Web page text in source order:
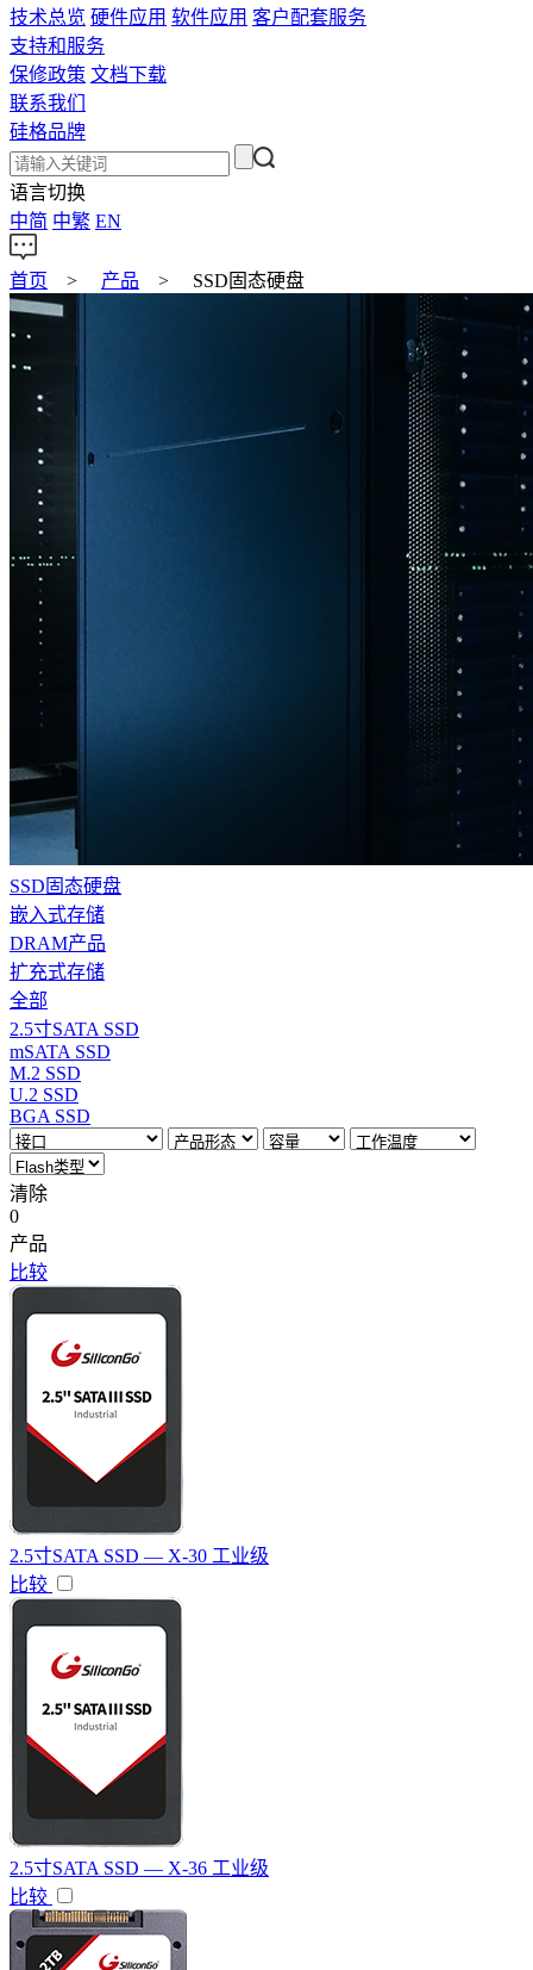
技术总览 硬件应用 软件应用 客户配套服务
支持和服务
保修政策 文档下载
联系我们
硅格品牌
语言切换
中简 中繁 EN
首页 > 产品 > SSD固态硬盘
SSD固态硬盘
嵌入式存储
DRAM产品
扩充式存储
全部
2.5寸SATA SSD
mSATA SSD
M.2 SSD
U.2 SSD
BGA SSD
清除
0
产品
比较
2.5寸SATA SSD — X-30 工业级
比较
2.5寸SATA SSD — X-36 工业级
比较